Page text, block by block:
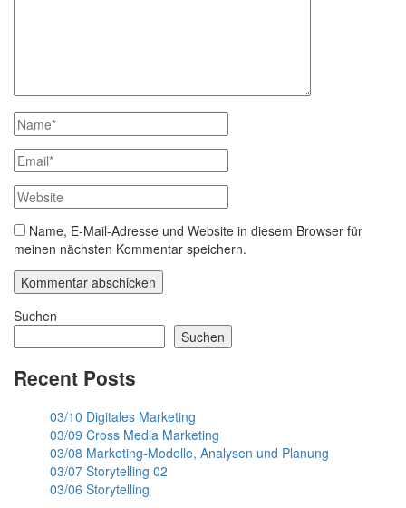
Name, E-Mail-Adresse und Website in diesem Browser für
meinen nächsten Kommentar speichern.
Suchen
Suchen
Recent Posts
03/10 Digitales Marketing
03/09 Cross Media Marketing
03/08 Marketing-Modelle, Analysen und Planung
03/07 Storytelling 02
03/06 Storytelling